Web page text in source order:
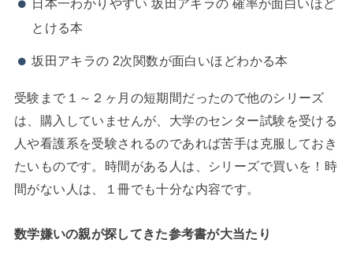
日本一わかりやすい 坂田アキラの 確率が面白いほど
とける本
坂田アキラの 2次関数が面白いほどわかる本
受験まで１～２ヶ月の短期間だったので他のシリーズ
は、購入していませんが、大学のセンター試験を受ける
人や看護系を受験されるのであれば苦手は克服しておき
たいものです。時間がある人は、シリーズで買いを！時
間がない人は、１冊でも十分な内容です。
数学嫌いの親が探してきた参考書が大当たり